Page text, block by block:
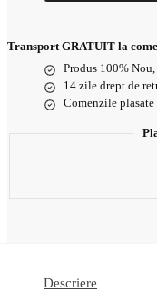
Transport GRATUIT la
Produs 100%
14 zile drept de
Comenzile
Descriere